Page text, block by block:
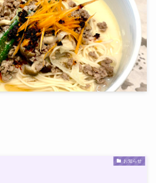
お知らせ